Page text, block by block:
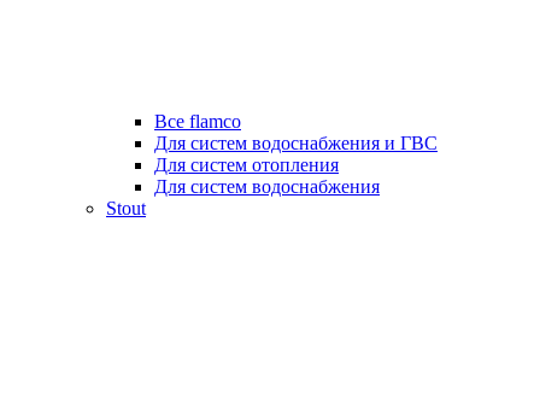
Все flamco
Для систем водоснабжения и ГВС
Для систем отопления
Для систем водоснабжения
Stout